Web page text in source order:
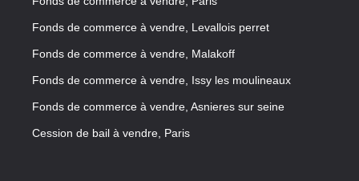
Fonds de commerce à vendre, Levallois perret
Fonds de commerce à vendre, Malakoff
Fonds de commerce à vendre, Issy les moulineaux
Fonds de commerce à vendre, Asnieres sur seine
Cession de bail à vendre, Paris